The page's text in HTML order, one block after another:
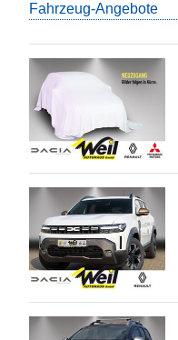
Fahrzeug-Angebote